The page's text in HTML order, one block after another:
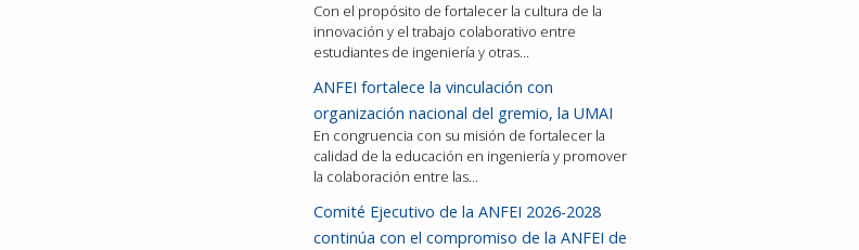
Con el propósito de fortalecer la cultura de la
innovación y el trabajo colaborativo entre
estudiantes de ingeniería y otras…
ANFEI fortalece la vinculación con
organización nacional del gremio, la UMAI
En congruencia con su misión de fortalecer la
calidad de la educación en ingeniería y promover
la colaboración entre las…
Comité Ejecutivo de la ANFEI 2026-2028
continúa con el compromiso de la ANFEI de